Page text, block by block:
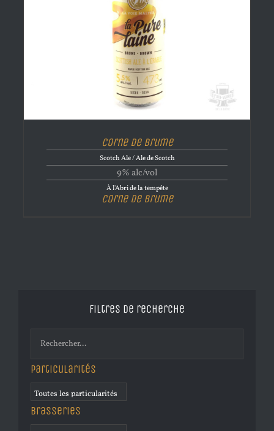
Corne de brume
Scotch Ale / Ale de Scotch
9% alc/vol
À l'Abri de la tempête
Corne de brume
Filtres de recherche
Particularités
Brasseries